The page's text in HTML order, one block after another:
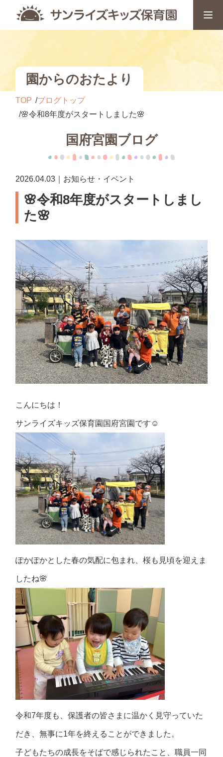
園からのおたより
TOP
ブログトップ
🌸令和8年度がスタートしました🌸
国府宮園ブログ
2026.04.03｜お知らせ・イベント
🌸令和8年度がスタートしまし
た🌸
こんにちは！
サンライズキッズ保育園国府宮園です☺
ぽかぽかとした春の気配に包まれ、桜も見頃を迎えま
したね🌸
令和7年度も、保護者の皆さまに温かく見守っていた
だき、無事に1年を終えることができました。
子どもたちの成長をそばで感じられたこと、職員一同